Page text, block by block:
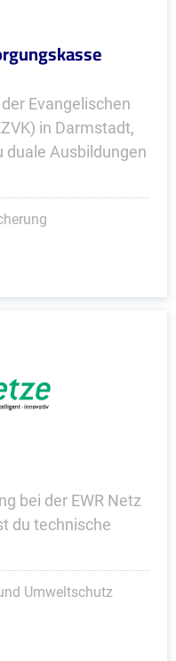
Evangelischen
in Darmstadt,
duale Ausbildungen
bei der EWR Netz
du technische
Umweltschutz